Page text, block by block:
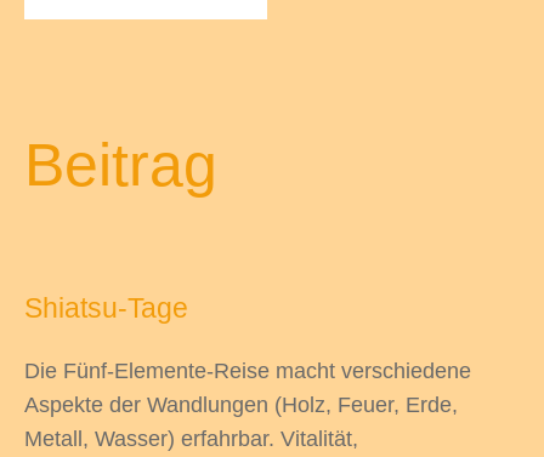
Beitrag
Shiatsu-Tage
Die Fünf-Elemente-Reise macht verschiedene
Aspekte der Wandlungen (Holz, Feuer, Erde,
Metall, Wasser) erfahrbar. Vitalität,